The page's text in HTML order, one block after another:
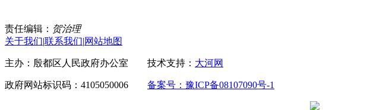
责任编辑： 贺治理
关于我们|联系我们|网站地图
主办：殷都区人民政府办公室 技术支持： 大河网
政府网站标识码：4105050006 备案号：豫ICP备08107090号-1